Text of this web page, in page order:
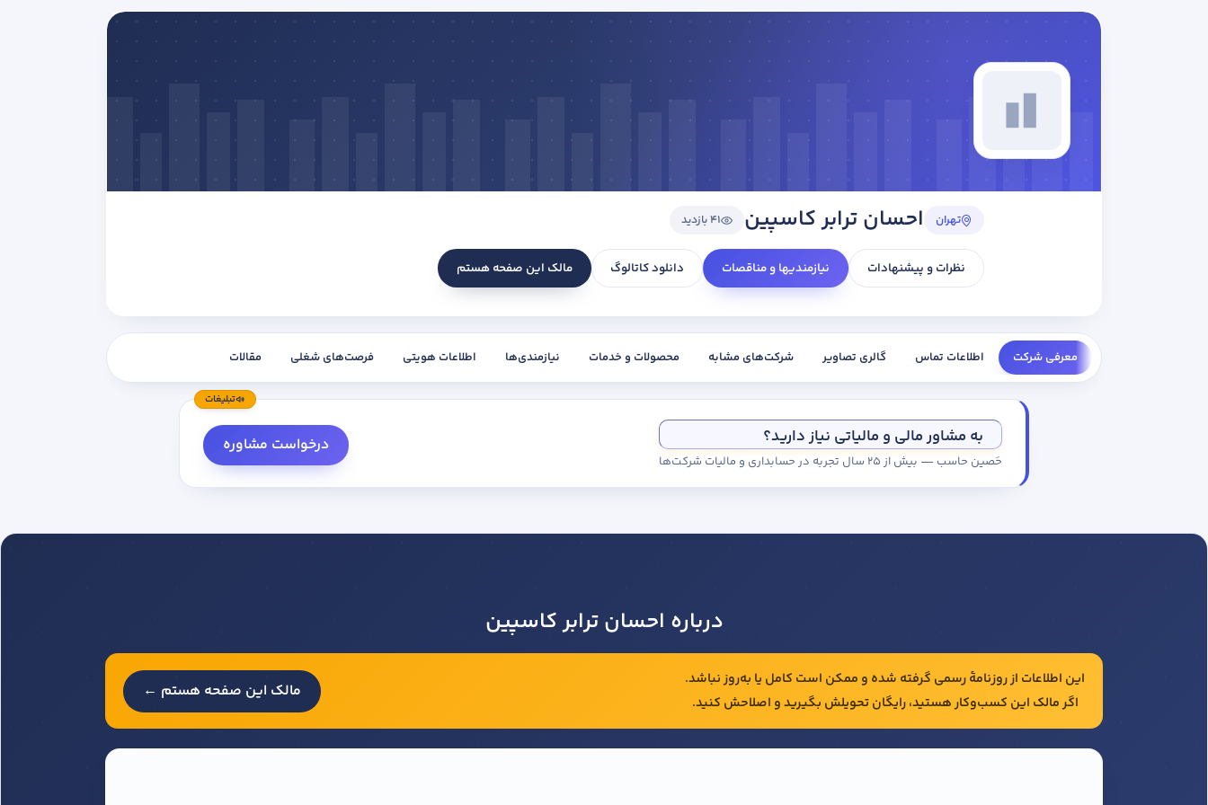
تهران احسان ترابر کاسپین 41 بازدید
نظرات و پیشنهادات نیازمندیها و مناقصات دانلود کاتالوگ مالک این صفحه هستم
معرفی شرکت اطلاعات تماس گالری تصاویر شرکت‌های مشابه محصولات و خدمات نیازمندی‌ها اطلاعات هویتی فرصت‌های شغلی مقالات
تبلیغات
به مشاور مالی و مالیاتی نیاز دارید؟
حَصین حاسب — بیش از ۲۵ سال تجربه در حسابداری و مالیات شرکت‌ها
درخواست مشاوره
درباره احسان ترابر کاسپین
این اطلاعات از روزنامهٔ رسمی گرفته شده و ممکن است کامل یا به‌روز نباشد.
اگر مالک این کسب‌وکار هستید، رایگان تحویلش بگیرید و اصلاحش کنید.
مالک این صفحه هستم ←